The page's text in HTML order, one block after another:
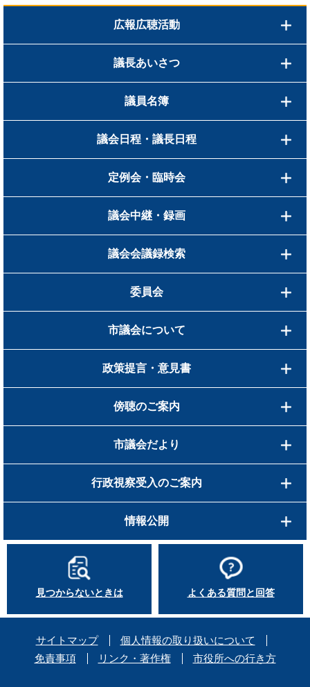
広報広聴活動
議長あいさつ
議員名簿
議会日程・議長日程
定例会・臨時会
議会中継・録画
議会会議録検索
委員会
市議会について
政策提言・意見書
傍聴のご案内
市議会だより
行政視察受入のご案内
情報公開
見つからないときは よくある質問と回答
サイトマップ
個人情報の取り扱いについて
免責事項
リンク・著作権 市役所への行き方